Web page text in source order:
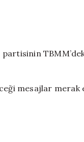
partisinin
mesajlar merak